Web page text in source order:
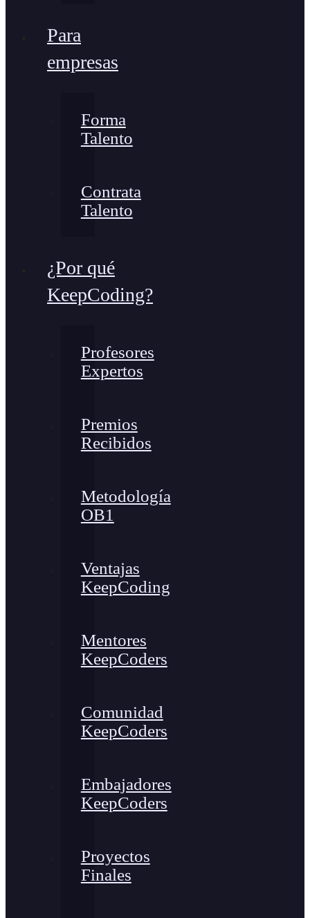
Para
empresas
Forma
Talento
Contrata
Talento
¿Por qué
KeepCoding?
Profesores
Expertos
Premios
Recibidos
Metodología
OB1
Ventajas
KeepCoding
Mentores
KeepCoders
Comunidad
KeepCoders
Embajadores
KeepCoders
Proyectos
Finales